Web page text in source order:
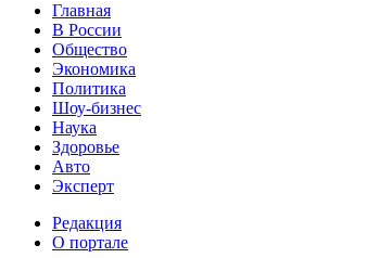
Главная
В России
Общество
Экономика
Политика
Шоу-бизнес
Наука
Здоровье
Авто
Эксперт
Редакция
О портале